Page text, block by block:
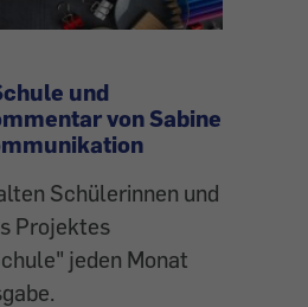
und
von Sabine
Schülerinnen und
Projektes
jeden Monat